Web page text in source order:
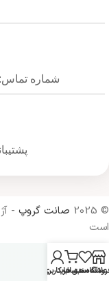
شماره تماس: 09179096397 - 09172275110
پشتیبانی 24 ساعته و
© 2025 صانت گروپ -
است
علاقه مندی ها
سبد خرید
حساب کاربری من